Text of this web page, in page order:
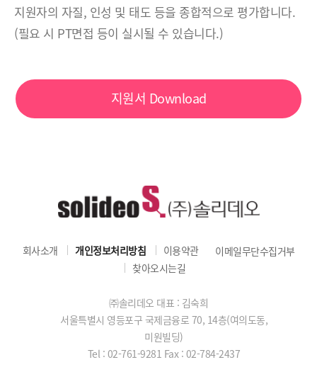
지원자의 자질, 인성 및 태도 등을 종합적으로 평가합니다.
(필요 시 PT면접 등이 실시될 수 있습니다.)
지원서 Download
회사소개 개인정보처리방침 이용약관
이메일무단수집거부
찾아오시는길
㈜솔리데오 대표 : 김숙희
서울특별시 영등포구 국제금융로 70, 14층(여의도동,
미원빌딩)
Tel : 02-761-9281 Fax : 02-784-2437